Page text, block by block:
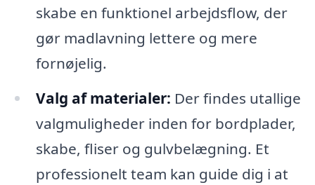
skabe en funktionel arbejdsflow, der
gør madlavning lettere og mere
fornøjelig.
Valg af materialer: Der findes utallige
valgmuligheder inden for bordplader,
skabe, fliser og gulvbelægning. Et
professionelt team kan guide dig i at